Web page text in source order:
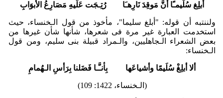
أبلِغ سُلَیمـًا أنَّ مَوقِدَ نَارِهـَا رُتِـجَت عَلَیهِ مَصَارِعُ الأبوَابِ
ولننتبه أن قوله: "أبلغ سلیما"، مأخوذ من قول الـخنساء، حیث
استخدمت العبارة غیر مرة فی شعرها، شأنها شأن غیرها من
بعض الشعراء الـجاهلیین، والـمراد قبیلة بنی سلیم، ومن قول
الـخنساء:
ألا أبلِغْ سُلَیمًا وأشیاعَها بِأنـَّـا فَضَلنا بِرَأسِ الـهُمامِ
(الـخنساء، 1422: 109)